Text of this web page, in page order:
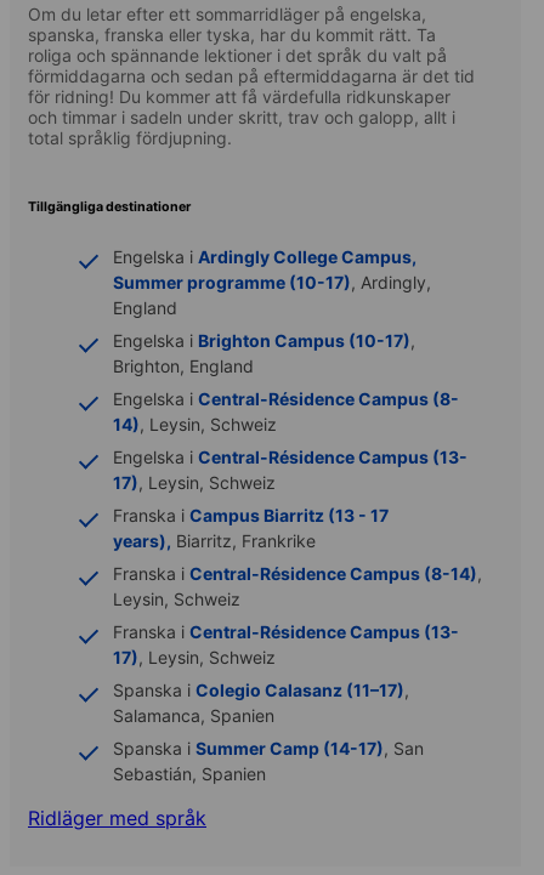
Om du letar efter ett sommarridläger på engelska,
spanska, franska eller tyska, har du kommit rätt. Ta
roliga och spännande lektioner i det språk du valt på
förmiddagarna och sedan på eftermiddagarna är det tid
för ridning! Du kommer att få värdefulla ridkunskaper
och timmar i sadeln under skritt, trav och galopp, allt i
total språklig fördjupning.
Tillgängliga destinationer
Engelska i Ardingly College Campus,
Summer programme (10-17), Ardingly,
England
Engelska i Brighton Campus (10-17),
Brighton, England
Engelska i Central-Résidence Campus (8-
14), Leysin, Schweiz
Engelska i Central-Résidence Campus (13-
17), Leysin, Schweiz
Franska i Campus Biarritz (13 - 17
years), Biarritz, Frankrike
Franska i Central-Résidence Campus (8-14),
Leysin, Schweiz
Franska i Central-Résidence Campus (13-
17), Leysin, Schweiz
Spanska i Colegio Calasanz (11–17),
Salamanca, Spanien
Spanska i Summer Camp (14-17), San
Sebastián, Spanien
Ridläger med språk